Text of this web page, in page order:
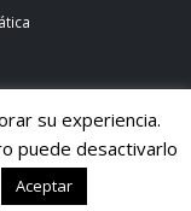
su experiencia.
puede desactivarlo
Aceptar